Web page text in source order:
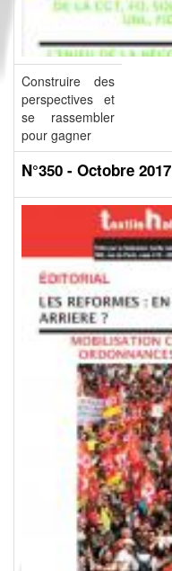
Construire des
perspectives et
se rassembler
pour gagner
N°350 - Octobre 2017